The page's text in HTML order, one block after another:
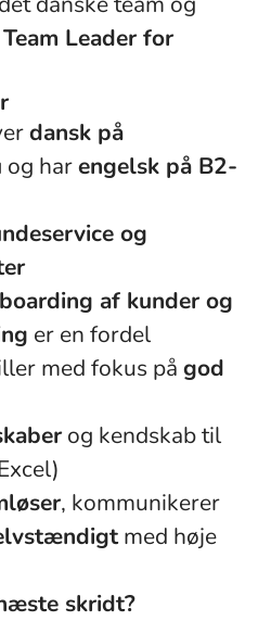
Team Leader for
dansk på
og harengelsk på B2-
og
af kunder og
er en fordel
med fokus på god
og kendskab til
, kommunikerer
med høje
skridt?